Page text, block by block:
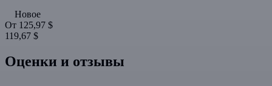
Новое
От 125,97 $
119,67 $
Оценки и отзывы